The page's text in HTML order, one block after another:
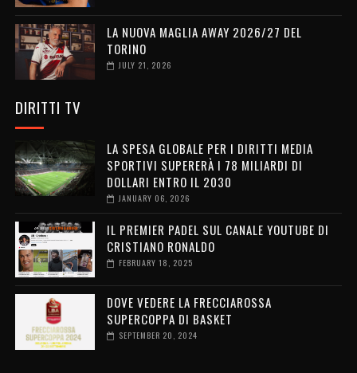
LA NUOVA MAGLIA AWAY 2026/27 DEL
TORINO
JULY 21, 2026
DIRITTI TV
LA SPESA GLOBALE PER I DIRITTI MEDIA
SPORTIVI SUPERERÀ I 78 MILIARDI DI
DOLLARI ENTRO IL 2030
JANUARY 06, 2026
IL PREMIER PADEL SUL CANALE YOUTUBE DI
CRISTIANO RONALDO
FEBRUARY 18, 2025
DOVE VEDERE LA FRECCIAROSSA
SUPERCOPPA DI BASKET
SEPTEMBER 20, 2024